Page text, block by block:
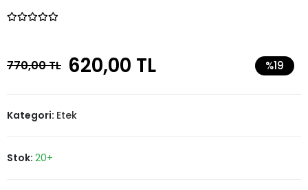
770,00 TL 620,00 TL %19
Kategori: Etek
Stok: 20+